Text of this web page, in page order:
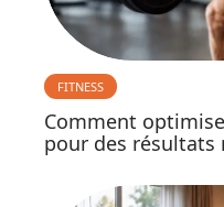
FITNESS
Comment
pour des résultats